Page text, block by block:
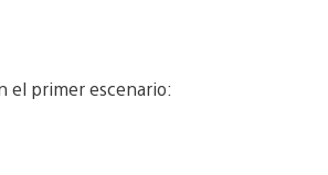
el primer escenario: